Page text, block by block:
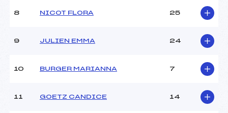
Ouvreurs D :
Météo :
Nombre de portes :
33
8 NICOT FLORA 25
9 JULIEN EMMA 24
10 BURGER MARIANNA 7
11 GOETZ CANDICE 14